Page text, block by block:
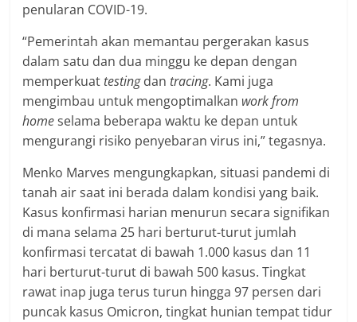
penularan COVID-19.
“Pemerintah akan memantau pergerakan kasus
dalam satu dan dua minggu ke depan dengan
memperkuat testingdan tracing. Kami juga
mengimbau untuk mengoptimalkan work from
homeselama beberapa waktu ke depan untuk
mengurangi risiko penyebaran virus ini,” tegasnya.
Menko Marves mengungkapkan, situasi pandemi di
tanah air saat ini berada dalam kondisi yang baik.
Kasus konfirmasi harian menurun secara signifikan
di mana selama 25 hari berturut-turut jumlah
konfirmasi tercatat di bawah 1.000 kasus dan 11
hari berturut-turut di bawah 500 kasus. Tingkat
rawat inap juga terus turun hingga 97 persen dari
puncak kasus Omicron, tingkat hunian tempat tidur